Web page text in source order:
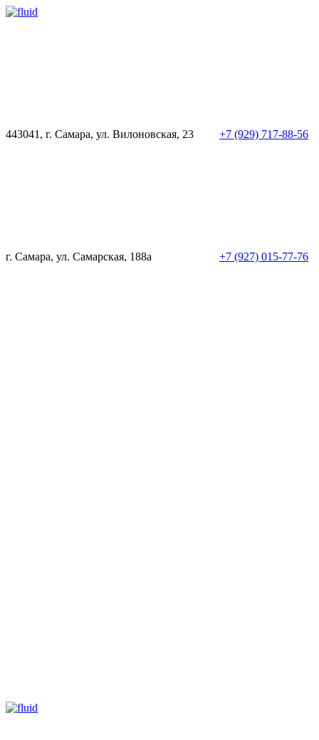
443041, г. Самара, ул. Вилоновская, 23 +7 (929) 717-88-56
г. Самара, ул. Самарская, 188а +7 (927) 015-77-76